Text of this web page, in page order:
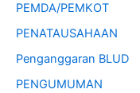
PEMDA/PEMKOT
PENATAUSAHAAN
Penganggaran BLUD
PENGUMUMAN